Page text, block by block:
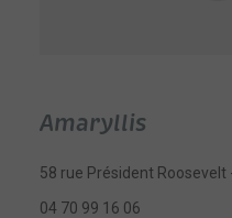
Amaryllis
58 rue Président Roosevelt
04 70 99 16 06